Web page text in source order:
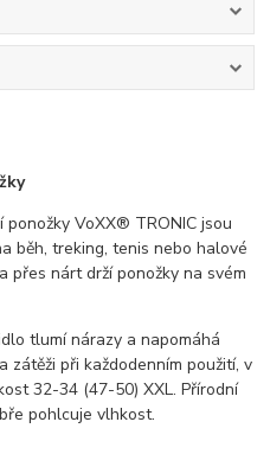
VoXX® TRONIC jsou
běh, treking, tenis nebo halové
přes nárt drží ponožky na svém
tlumí nárazy a napomáhá
zátěži při každodenním použití, v
32-34 (47-50) XXL. Přírodní
pohlcuje vlhkost.